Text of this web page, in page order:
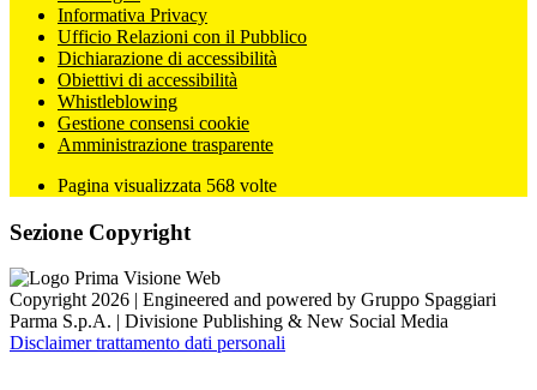
Informativa Privacy
Ufficio Relazioni con il Pubblico
Dichiarazione di accessibilità
Obiettivi di accessibilità
Whistleblowing
Gestione consensi cookie
Amministrazione trasparente
Pagina visualizzata 568 volte
Sezione Copyright
Copyright 2026 | Engineered and powered by Gruppo Spaggiari
Parma S.p.A. | Divisione Publishing & New Social Media
Disclaimer trattamento dati personali